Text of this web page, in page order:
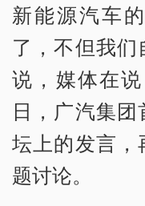
新能源汽车
了，不但我
说，媒体在
日，广汽集
坛上的发言
题讨论。